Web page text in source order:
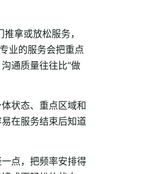
拿或放松服务，
业的服务会把重点
通质量往往比“做
状态、重点区域和
在服务结束后知道
点，把频率安排得